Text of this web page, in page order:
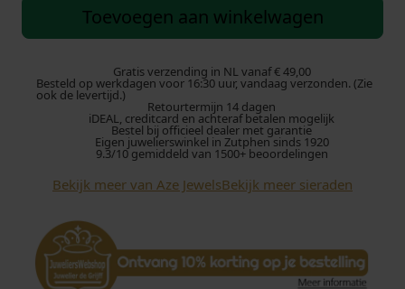
e
w
e
s
I
o
a
c
Toevoegen aan winkelwagen
Gratis verzending in NL vanaf € 49,00
Besteld op werkdagen voor 16:30 uur, vandaag verzonden. (Zie
ook de levertijd.)
Retourtermijn 14 dagen
iDEAL, creditcard en achteraf betalen mogelijk
Bestel bij officieel dealer met garantie
Eigen juwelierswinkel in Zutphen sinds 1920
9.3/10 gemiddeld van 1500+ beoordelingen
Bekijk meer van Aze JewelsBekijk meer sieraden